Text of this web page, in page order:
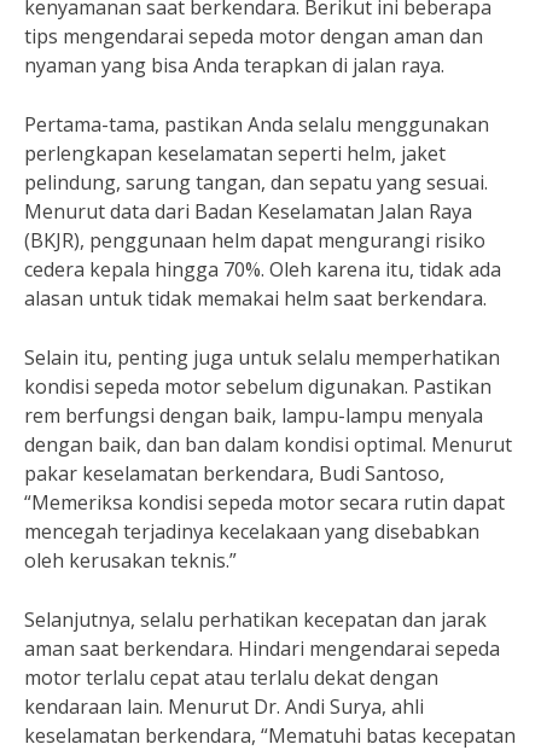
kenyamanan saat berkendara. Berikut ini beberapa
tips mengendarai sepeda motor dengan aman dan
nyaman yang bisa Anda terapkan di jalan raya.
Pertama-tama, pastikan Anda selalu menggunakan
perlengkapan keselamatan seperti helm, jaket
pelindung, sarung tangan, dan sepatu yang sesuai.
Menurut data dari Badan Keselamatan Jalan Raya
(BKJR), penggunaan helm dapat mengurangi risiko
cedera kepala hingga 70%. Oleh karena itu, tidak ada
alasan untuk tidak memakai helm saat berkendara.
Selain itu, penting juga untuk selalu memperhatikan
kondisi sepeda motor sebelum digunakan. Pastikan
rem berfungsi dengan baik, lampu-lampu menyala
dengan baik, dan ban dalam kondisi optimal. Menurut
pakar keselamatan berkendara, Budi Santoso,
“Memeriksa kondisi sepeda motor secara rutin dapat
mencegah terjadinya kecelakaan yang disebabkan
oleh kerusakan teknis.”
Selanjutnya, selalu perhatikan kecepatan dan jarak
aman saat berkendara. Hindari mengendarai sepeda
motor terlalu cepat atau terlalu dekat dengan
kendaraan lain. Menurut Dr. Andi Surya, ahli
keselamatan berkendara, “Mematuhi batas kecepatan